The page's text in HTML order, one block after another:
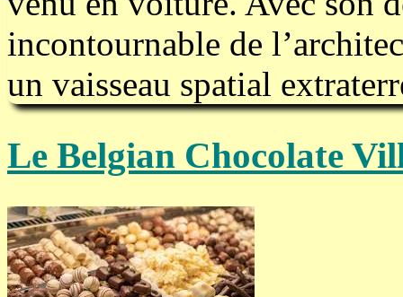
incontournable de
un vaisseau spatial
Le Belgian Chocolate